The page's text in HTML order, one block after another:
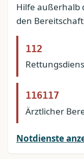
Hilfe außerhalb
den
112
116117
Ärztlicher
Notdienste